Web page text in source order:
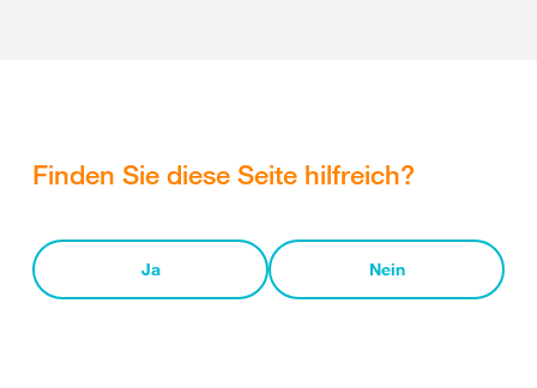
Finden Sie diese Seite hilfreich?
Ja Nein